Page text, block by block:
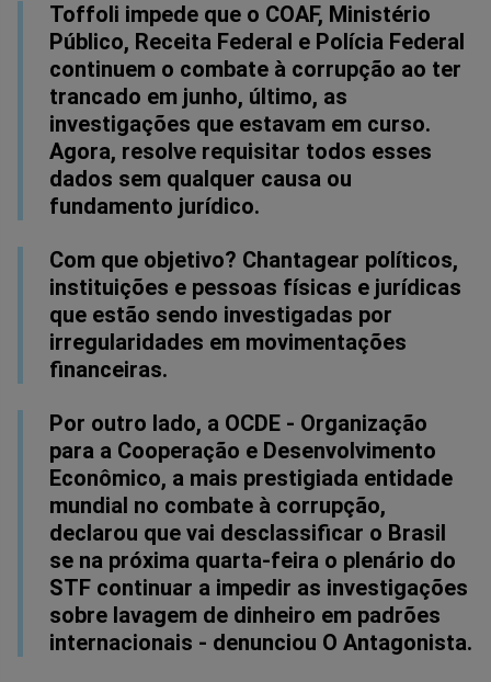
Toffoli impede que o COAF, Ministério
Público, Receita Federal e Polícia Federal
continuem o combate à corrupção ao ter
trancado em junho, último, as
investigações que estavam em curso.
Agora, resolve requisitar todos esses
dados sem qualquer causa ou
fundamento jurídico.
Com que objetivo? Chantagear políticos,
instituições e pessoas físicas e jurídicas
que estão sendo investigadas por
irregularidades em movimentações
financeiras.
Por outro lado, a OCDE - Organização
para a Cooperação e Desenvolvimento
Econômico, a mais prestigiada entidade
mundial no combate à corrupção,
declarou que vai desclassificar o Brasil
se na próxima quarta-feira o plenário do
STF continuar a impedir as investigações
sobre lavagem de dinheiro em padrões
internacionais - denunciou O Antagonista.